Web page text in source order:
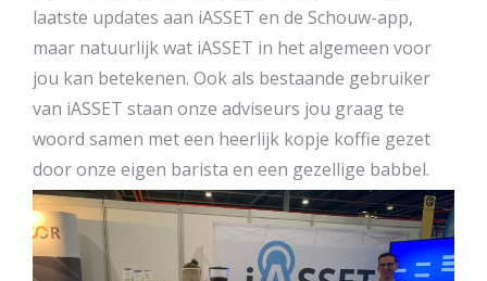
laatste updates aan iASSET en de Schouw-app,
maar natuurlijk wat iASSET in het algemeen voor
jou kan betekenen. Ook als bestaande gebruiker
van iASSET staan onze adviseurs jou graag te
woord samen met een heerlijk kopje koffie gezet
door onze eigen barista en een gezellige babbel.